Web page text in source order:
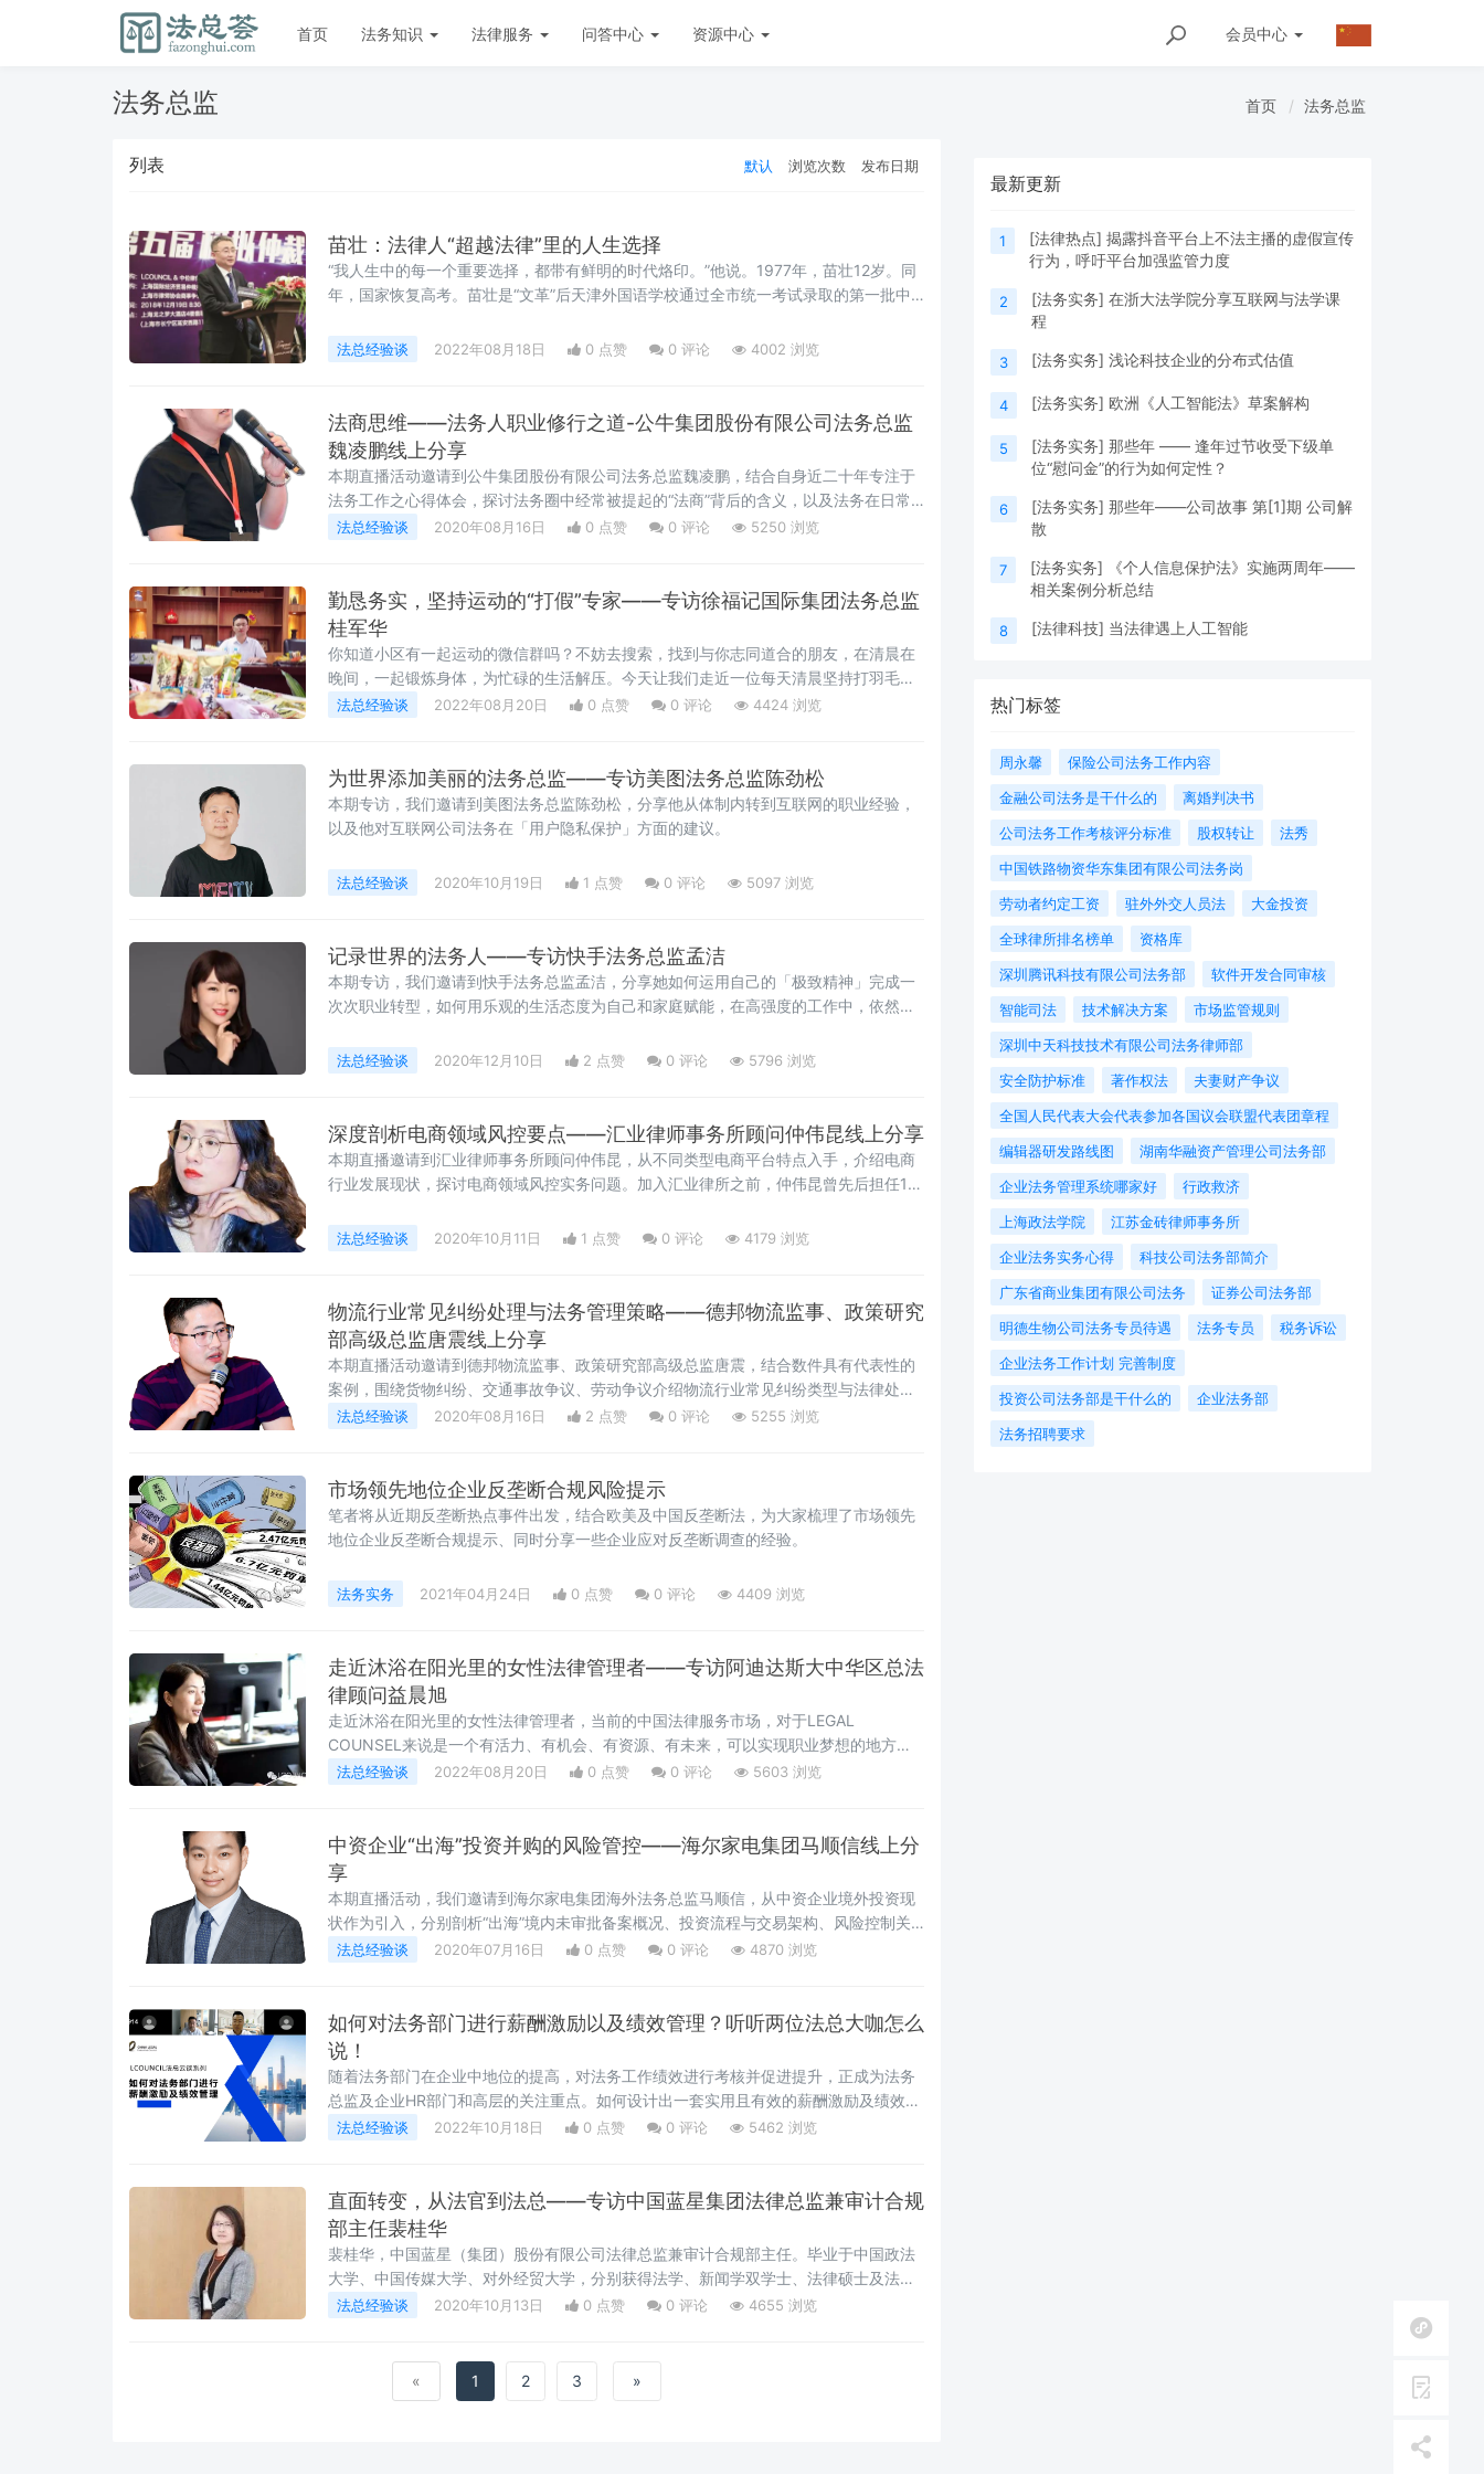
会员中心
首页 法务知识 法律服务 问答中心 资源中心
法务总监 首页 法务总监
列表 默认 浏览次数 发布日期
苗壮：法律人“超越法律”里的人生选择
“我人生中的每一个重要选择，都带有鲜明的时代烙印。”他说。1977年，苗壮12岁。同
年，国家恢复高考。苗壮是“文革”后天津外国语学校通过全市统一考试录取的第一批中
的。”苗壮回忆道。
法总经验谈 2022年08月18日 0 点赞 0 评论 4002 浏览
法商思维——法务人职业修行之道-公牛集团股份有限公司法务总监
魏凌鹏线上分享
本期直播活动邀请到公牛集团股份有限公司法务总监魏凌鹏，结合自身近二十年专注于
法务工作之心得体会，探讨法务圈中经常被提起的“法商”背后的含义，以及法务在日常
工作中培养与提升“法商”能力需要注意的要点问题。
法总经验谈 2020年08月16日 0 点赞 0 评论 5250 浏览
勤恳务实，坚持运动的“打假”专家——专访徐福记国际集团法务总监
桂军华
你知道小区有一起运动的微信群吗？不妨去搜索，找到与你志同道合的朋友，在清晨在
晚间，一起锻炼身体，为忙碌的生活解压。今天让我们走近一位每天清晨坚持打羽毛球
的法务部负责人。他约打球，也约“打假”，他的工作有着什么样的乐趣，他的生活你是
法总经验谈 2022年08月20日 0 点赞 0 评论 4424 浏览
为世界添加美丽的法务总监——专访美图法务总监陈劲松
本期专访，我们邀请到美图法务总监陈劲松，分享他从体制内转到互联网的职业经验，
以及他对互联网公司法务在「用户隐私保护」方面的建议。
法总经验谈 2020年10月19日 1 点赞 0 评论 5097 浏览
记录世界的法务人——专访快手法务总监孟洁
本期专访，我们邀请到快手法务总监孟洁，分享她如何运用自己的「极致精神」完成一
次次职业转型，如何用乐观的生活态度为自己和家庭赋能，在高强度的工作中，依然能
法总经验谈 2020年12月10日 2 点赞 0 评论 5796 浏览
深度剖析电商领域风控要点——汇业律师事务所顾问仲伟昆线上分享
本期直播邀请到汇业律师事务所顾问仲伟昆，从不同类型电商平台特点入手，介绍电商
行业发展现状，探讨电商领域风控实务问题。加入汇业律所之前，仲伟昆曾先后担任1号
历。
法总经验谈 2020年10月11日 1 点赞 0 评论 4179 浏览
物流行业常见纠纷处理与法务管理策略——德邦物流监事、政策研究
部高级总监唐震线上分享
本期直播活动邀请到德邦物流监事、政策研究部高级总监唐震，结合数件具有代表性的
案例，围绕货物纠纷、交通事故争议、劳动争议介绍物流行业常见纠纷类型与法律处理
机制，分享法务合规制度建设要点。
法总经验谈 2020年08月16日 2 点赞 0 评论 5255 浏览
市场领先地位企业反垄断合规风险提示
笔者将从近期反垄断热点事件出发，结合欧美及中国反垄断法，为大家梳理了市场领先
地位企业反垄断合规提示、同时分享一些企业应对反垄断调查的经验。
法务实务 2021年04月24日 0 点赞 0 评论 4409 浏览
走近沐浴在阳光里的女性法律管理者——专访阿迪达斯大中华区总法
律顾问益晨旭
走近沐浴在阳光里的女性法律管理者，当前的中国法律服务市场，对于LEGAL
COUNSEL来说是一个有活力、有机会、有资源、有未来，可以实现职业梦想的地方。
其实，在LCOUNCIL看来，未来企业的发展中最需要的是既懂西方先进管理思想，又了
业
法总经验谈 2022年08月20日 0 点赞 0 评论 5603 浏览
中资企业“出海”投资并购的风险管控——海尔家电集团马顺信线上分
享
本期直播活动，我们邀请到海尔家电集团海外法务总监马顺信，从中资企业境外投资现
状作为引入，分别剖析“出海”境内未审批备案概况、投资流程与交易架构、风险控制关
键点与投后管理的实务要点。
法总经验谈 2020年07月16日 0 点赞 0 评论 4870 浏览
如何对法务部门进行薪酬激励以及绩效管理？听听两位法总大咖怎么
说！
随着法务部门在企业中地位的提高，对法务工作绩效进行考核并促进提升，正成为法务
总监及企业HR部门和高层的关注重点。如何设计出一套实用且有效的薪酬激励及绩效考
核机制，如何设置目标设定、指标体系、具体方式和结果运用已成为法务管理者需要思
沟通？
法总经验谈 2022年10月18日 0 点赞 0 评论 5462 浏览
直面转变，从法官到法总——专访中国蓝星集团法律总监兼审计合规
部主任裴桂华
裴桂华，中国蓝星（集团）股份有限公司法律总监兼审计合规部主任。毕业于中国政法
大学、中国传媒大学、对外经贸大学，分别获得法学、新闻学双学士、法律硕士及法学
博士学位。曾担任北京基层和中级法院法官、市检察机关检察官。目前兼任北京仲裁委/
法总经验谈 2020年10月13日 0 点赞 0 评论 4655 浏览
« 1 2 3 »
最新更新
1 [法律热点] 揭露抖音平台上不法主播的虚假宣传
行为，呼吁平台加强监管力度
2 [法务实务] 在浙大法学院分享互联网与法学课
程
3 [法务实务] 浅论科技企业的分布式估值
4 [法务实务] 欧洲《人工智能法》草案解构
5 [法务实务] 那些年 —— 逢年过节收受下级单
位“慰问金”的行为如何定性？
6 [法务实务] 那些年——公司故事 第[1]期 公司解
散
7 [法务实务]
《个人信息保护法》实施两周年——
相关案例分析总结
8 [法律科技] 当法律遇上人工智能
热门标签
周永馨
保险公司法务工作内容
金融公司法务是干什么的
离婚判决书
公司法务工作考核评分标准
股权转让
法秀
中国铁路物资华东集团有限公司法务岗
劳动者约定工资
驻外外交人员法
大金投资
全球律所排名榜单
资格库
深圳腾讯科技有限公司法务部
软件开发合同审核
智能司法
技术解决方案
市场监管规则
深圳中天科技技术有限公司法务律师部
安全防护标准
著作权法
夫妻财产争议
全国人民代表大会代表参加各国议会联盟代表团章程
编辑器研发路线图
湖南华融资产管理公司法务部
企业法务管理系统哪家好
行政救济
上海政法学院
江苏金砖律师事务所
企业法务实务心得
科技公司法务部简介
广东省商业集团有限公司法务
证券公司法务部
明德生物公司法务专员待遇
法务专员
税务诉讼
企业法务工作计划 完善制度
投资公司法务部是干什么的
企业法务部
法务招聘要求